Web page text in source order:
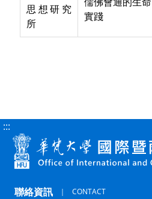
思想研究
所
實踐
:::
聯絡資訊 ｜ CONTACT